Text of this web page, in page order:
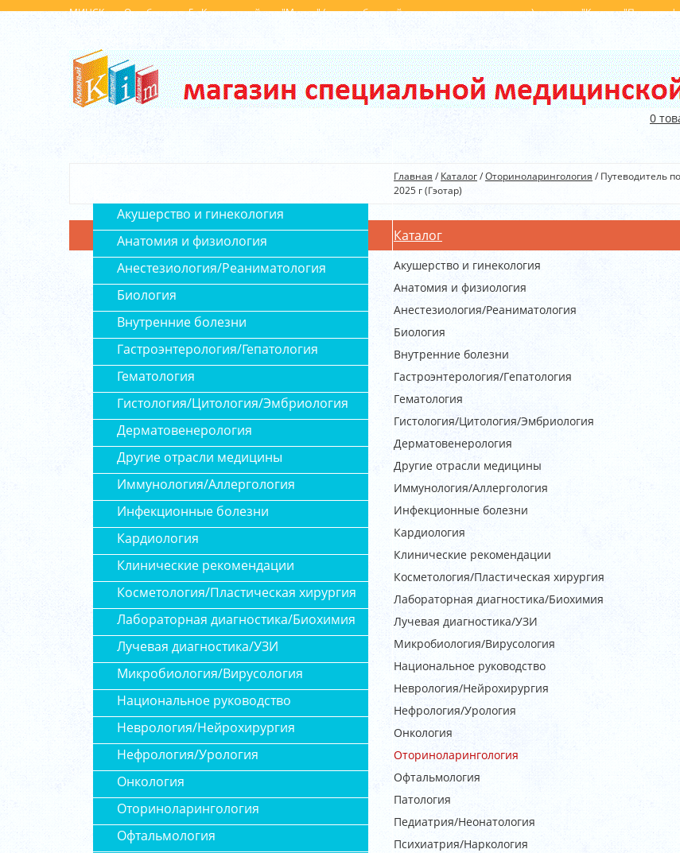
МИНСК, ул. Октябрьская, 5 , Концертный зал "Минск" (вход с обратной стороны от главного входа), магазин "Книги у "Поющих
Выходной: Сб, Вс
+375 (29) 143 0008
+375(29) 879 0004 +375(29) 540 40 45
0
Акушерство и гинекология
Анатомия и физиология
Анестезиология/Реаниматология
Биология
Внутренние болезни
Гастроэнтерология/Гепатология
Гематология
Гистология/Цитология/Эмбриология
Дерматовенерология
Другие отрасли медицины
Иммунология/Аллергология
Инфекционные болезни
Кардиология
Клинические рекомендации
Косметология/Пластическая хирургия
Лабораторная диагностика/Биохимия
Лучевая диагностика/УЗИ
Микробиология/Вирусология
Национальное руководство
Неврология/Нейрохирургия
Нефрология/Урология
Онкология
Оториноларингология
Офтальмология
Главная /Каталог/Оториноларингология /Путеводитель
2025 г (Гэотар)
Каталог
Акушерство и гинекология
Анатомия и физиология
Анестезиология/Реаниматология
Биология
Внутренние болезни
Гастроэнтерология/Гепатология
Гематология
Гистология/Цитология/Эмбриология
Дерматовенерология
Другие отрасли медицины
Иммунология/Аллергология
Инфекционные болезни
Кардиология
Клинические рекомендации
Косметология/Пластическая хирургия
Лабораторная диагностика/Биохимия
Лучевая диагностика/УЗИ
Микробиология/Вирусология
Национальное руководство
Неврология/Нейрохирургия
Нефрология/Урология
Онкология
Оториноларингология
Офтальмология
Патология
Педиатрия/Неонатология
Психиатрия/Наркология